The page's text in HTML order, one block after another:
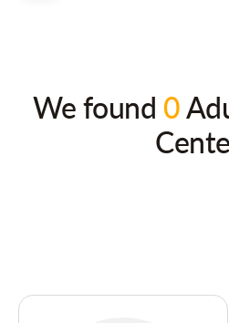
We found 0